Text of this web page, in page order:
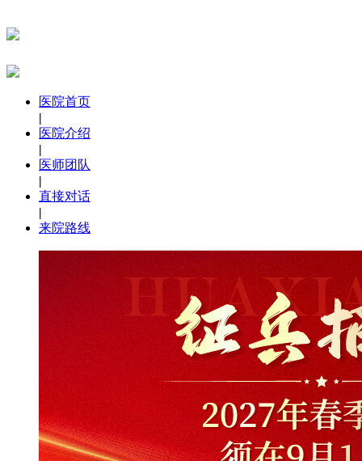
医院首页
|
医院介绍
|
医师团队
|
直接对话
|
来院路线